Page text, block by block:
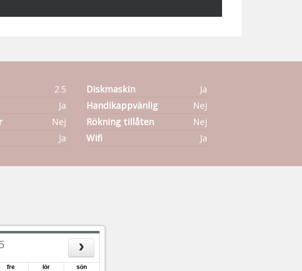
2.5
Ja
Nej
Ja
Diskmaskin
Ja
Handikappvänlig
Nej
Rökning tillåten
Nej
Wifi
Ja
fre lör
sön